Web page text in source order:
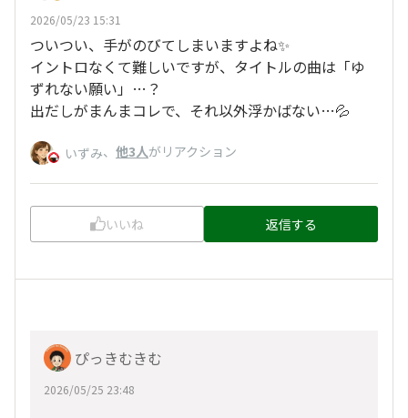
2026/05/23 15:31
ついつい、手がのびてしまいますよね✨
イントロなくて難しいですが、タイトルの曲は「ゆ
ずれない願い」…？
出だしがまんまコレで、それ以外浮かばない…💦
いずみ、 他3人がリアクション
いいね 返信する
ぴっきむきむ
2026/05/25 23:48